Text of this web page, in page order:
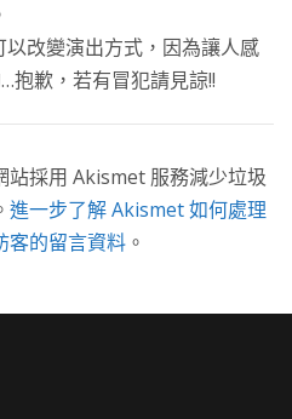
以改變演出方式，因為讓人感
抱歉，若有冒犯請見諒!!
站採用 Akismet 服務減少垃圾
進一步了解 Akismet 如何處理
客的留言資料 。